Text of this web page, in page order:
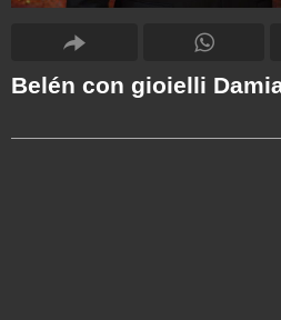
Belén con gioielli